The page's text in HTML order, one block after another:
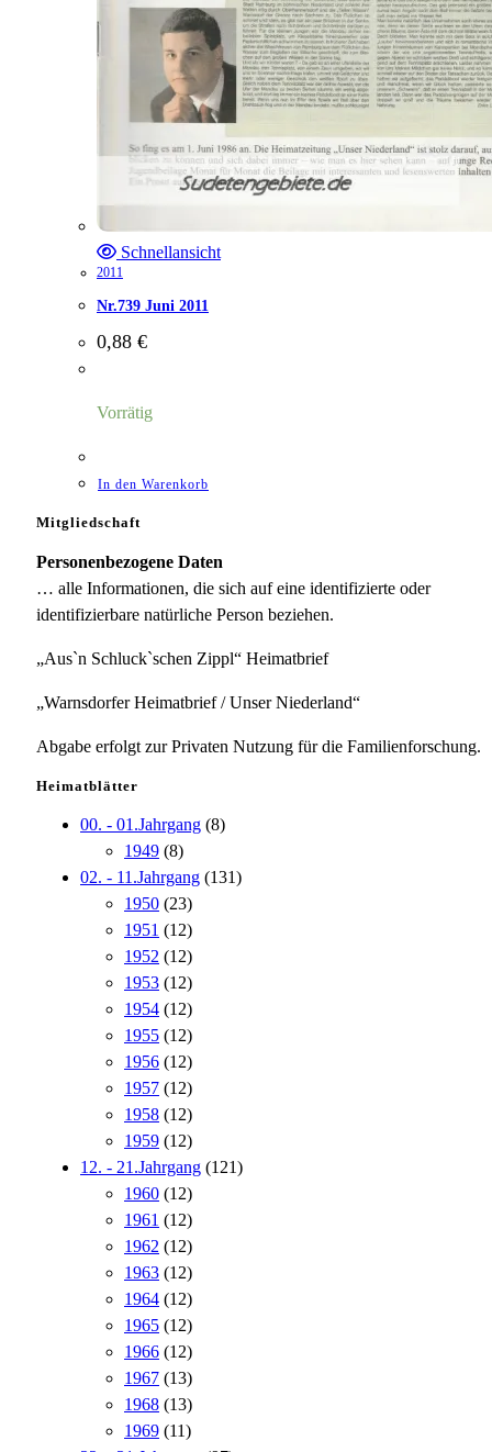
Schnellansicht
2011
Nr.739 Juni 2011
0,88 €
Vorrätig
In den Warenkorb
Mitgliedschaft
Personenbezogene Daten
… alle Informationen, die sich auf eine identifizierte oder
identifizierbare natürliche Person beziehen.
„Aus`n Schluck`schen Zippl“ Heimatbrief
„Warnsdorfer Heimatbrief / Unser Niederland“
Abgabe erfolgt zur Privaten Nutzung für die Familienforschung.
Heimatblätter
00. - 01.Jahrgang (8)
1949 (8)
02. - 11.Jahrgang (131)
1950 (23)
1951 (12)
1952 (12)
1953 (12)
1954 (12)
1955 (12)
1956 (12)
1957 (12)
1958 (12)
1959 (12)
12. - 21.Jahrgang (121)
1960 (12)
1961 (12)
1962 (12)
1963 (12)
1964 (12)
1965 (12)
1966 (12)
1967 (13)
1968 (13)
1969 (11)